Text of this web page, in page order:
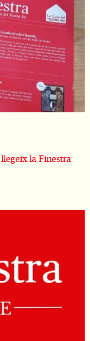
la Finestra